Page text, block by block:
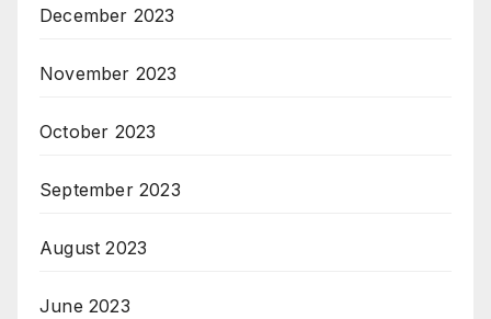
December 2023
November 2023
October 2023
September 2023
August 2023
June 2023